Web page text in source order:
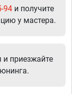
94 и получите
у мастера.
приезжайте